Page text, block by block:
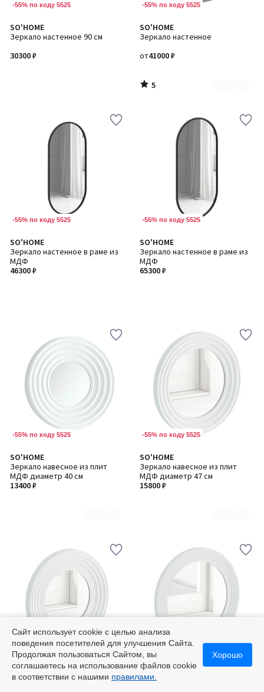
-55% по коду 5525
SO'HOME
Зеркало настенное 90 см
30300 ₽
-55% по коду 5525
SO'HOME
Зеркало настенное
от41000 ₽
5
/
Количество
цветов:
5
/
-55% по коду 5525
SO'HOME
Зеркало настенное в раме из
МДФ
46300 ₽
-55% по коду 5525
SO'HOME
Зеркало настенное в раме из
МДФ
65300 ₽
-55% по коду 5525
SO'HOME
Зеркало навесное из плит
МДФ диаметр 40 см
13400 ₽
Количество
цветов:
2
-55% по коду 5525
SO'HOME
Зеркало навесное из плит
МДФ диаметр 47 см
15800 ₽
Количество
цветов:
2
-55% по коду 5525
SO'HOME
Зеркало навесное из плит
5
/
SO'HOME
Зеркало из плит МДФ
Количество
цветов:
Сайт использует cookie с целью анализа
поведения посетителей для улучшения Сайта.
Продолжая пользоваться Сайтом, вы
соглашаетесь на использование файлов cookie
в соответствии с нашими правилами.
Хорошо